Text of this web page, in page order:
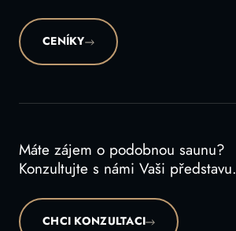
CENÍKY
Máte zájem o podobnou saunu?
Konzultujte s námi Vaši představu.
CHCI KONZULTACI